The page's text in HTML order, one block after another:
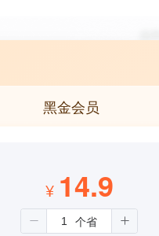
黑金会员
¥ 14.9